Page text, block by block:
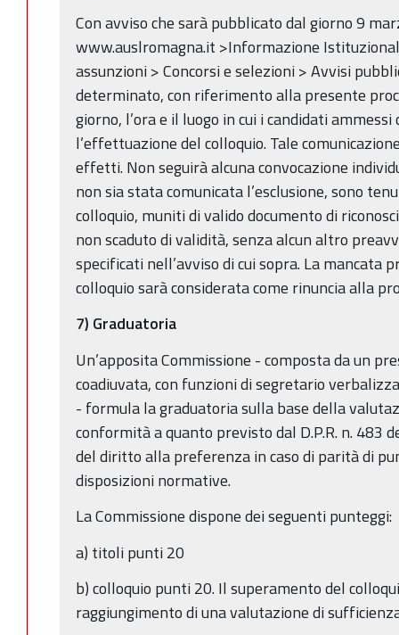
Con avviso che sarà pubblicato dal giorno 9
www.auslromagna.it >Informazione
assunzioni > Concorsi e selezioni > Avvisi
determinato, con riferimento alla presente
giorno, l’ora e il luogo in cui i candidati
l’effettuazione del colloquio. Tale
effetti. Non seguirà alcuna convocazione
non sia stata comunicata l’esclusione, sono
colloquio, muniti di valido documento di
non scaduto di validità, senza alcun altro
specificati nell’avviso di cui sopra. La mancata
colloquio sarà considerata come rinuncia alla
7) Graduatoria
Un’apposita Commissione - composta da un
coadiuvata, con funzioni di segretario
- formula la graduatoria sulla base della
conformità a quanto previsto dal D.P.R. n. 483
del diritto alla preferenza in caso di parità di
disposizioni normative.
La Commissione dispone dei seguenti punteggi:
a) titoli punti 20
b) colloquio punti 20. Il superamento del
raggiungimento di una valutazione di